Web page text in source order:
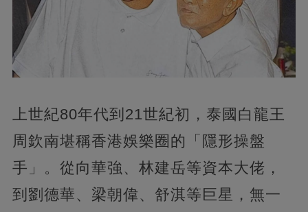
上世紀80年代到21世紀初，泰國白龍王
周欽南堪稱香港娛樂圈的「隱形操盤
手」。從向華強、林建岳等資本大佬，
到劉德華、梁朝偉、舒淇等巨星，無一